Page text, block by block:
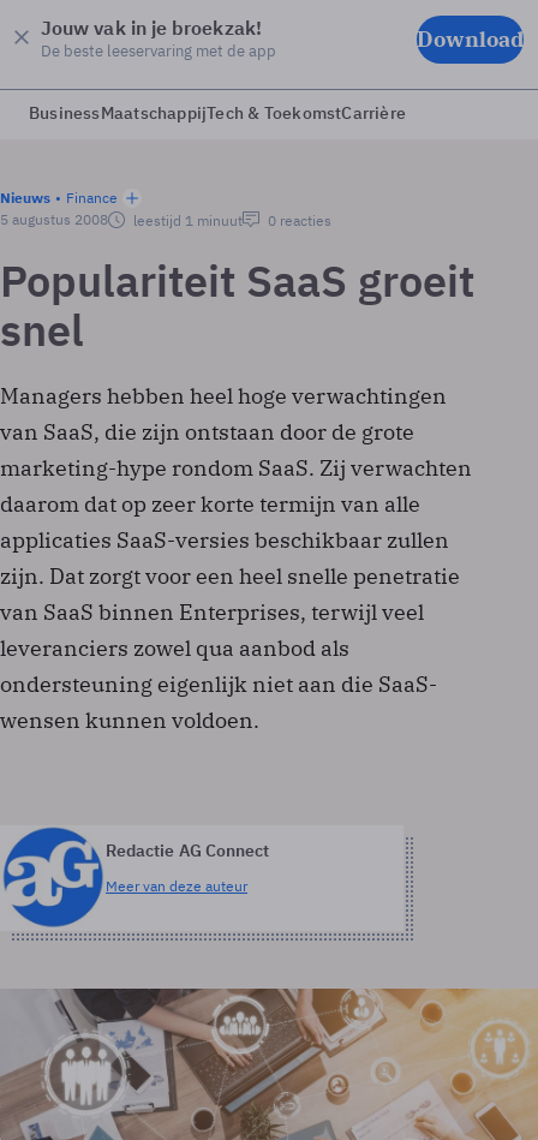
Jouw vak in je broekzak!
De beste leeservaring met de app Download
BusinessMaatschappijTech & ToekomstCarrière
Nieuws
Finance
5 augustus 2008
leestijd 1 minuut 0 reacties
Populariteit SaaS groeit
snel
Managers hebben heel hoge verwachtingen
van SaaS, die zijn ontstaan door de grote
marketing-hype rondom SaaS. Zij verwachten
daarom dat op zeer korte termijn van alle
applicaties SaaS-versies beschikbaar zullen
zijn. Dat zorgt voor een heel snelle penetratie
van SaaS binnen Enterprises, terwijl veel
leveranciers zowel qua aanbod als
ondersteuning eigenlijk niet aan die SaaS-
wensen kunnen voldoen.
Redactie AG Connect
Meer van deze auteur